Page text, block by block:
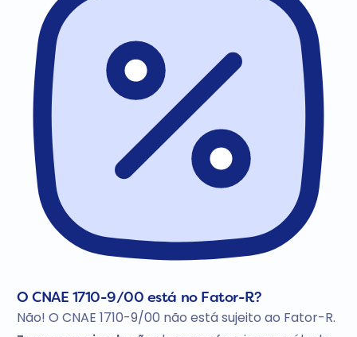
O CNAE 1710-9/00 está no Fator-R?
Não! O CNAE 1710-9/00 não está sujeito ao Fator-R.